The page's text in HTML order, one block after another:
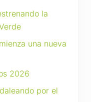
la
una nueva
2026
por el